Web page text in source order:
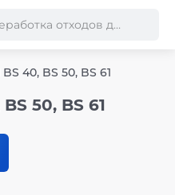
40, BS 50, BS 61
50, BS 61